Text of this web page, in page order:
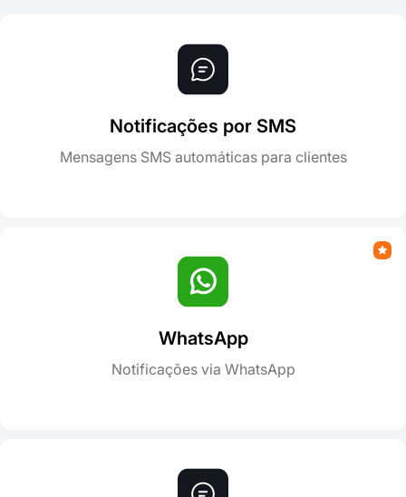
Notificações por SMS
Mensagens SMS automáticas para clientes
WhatsApp
Notificações via WhatsApp